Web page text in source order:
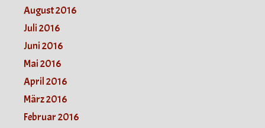
August 2016
Juli 2016
Juni 2016
Mai 2016
April 2016
März 2016
Februar 2016